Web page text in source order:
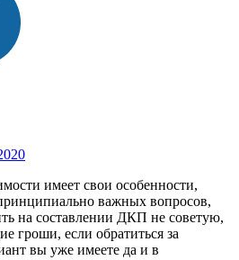
имеет свои особенности,
важных вопросов,
на составлении ДКП не советую,
гроши, если обратиться за
вы уже имеете да и в